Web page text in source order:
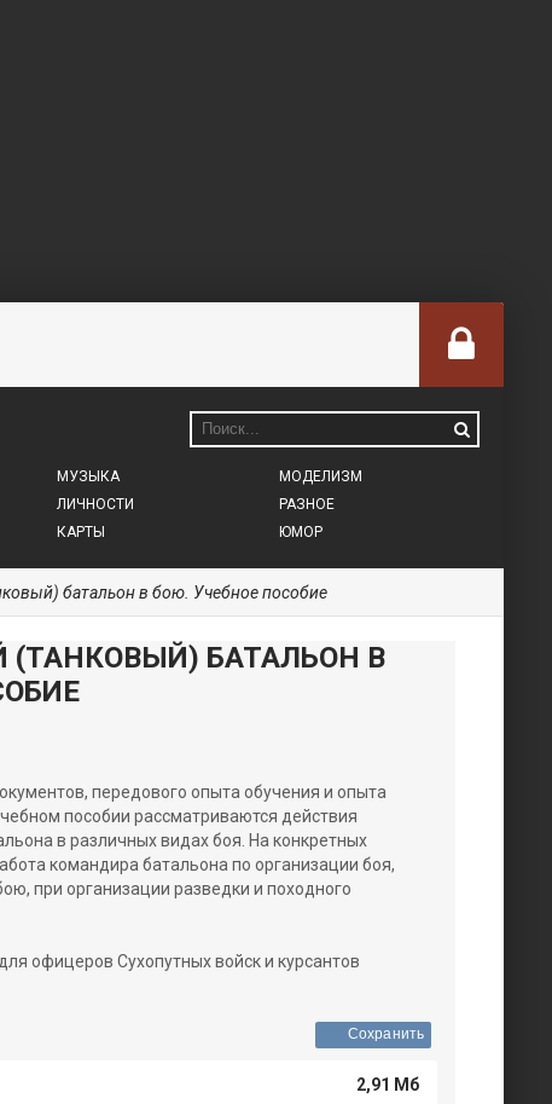
МУЗЫКА
ЛИЧНОСТИ
КАРТЫ
МОДЕЛИЗМ
РАЗНОЕ
ЮМОР
батальон в бою. Учебное пособие
БАТАЛЬОН В
передового опыта обучения и опыта
пособии рассматриваются действия
в различных видах боя. На конкретных
командира батальона по организации боя,
при организации разведки и походного
офицеров Сухопутных войск и курсантов
Сохранить
2,91 Мб